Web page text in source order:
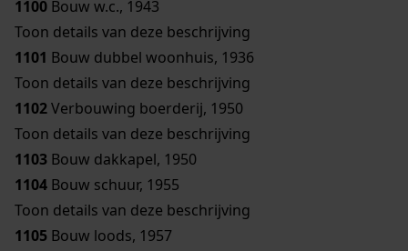
1100 Bouw w.c., 1943
Toon details van deze beschrijving
1101 Bouw dubbel woonhuis, 1936
Toon details van deze beschrijving
1102Verbouwing boerderij, 1950
Toon details van deze beschrijving
1103 Bouw dakkapel, 1950
1104 Bouw schuur, 1955
Toon details van deze beschrijving
1105 Bouw loods, 1957